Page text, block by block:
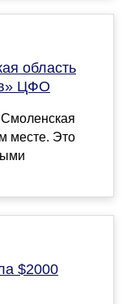
область
ЦФО
Смоленская
месте. Это
$2000